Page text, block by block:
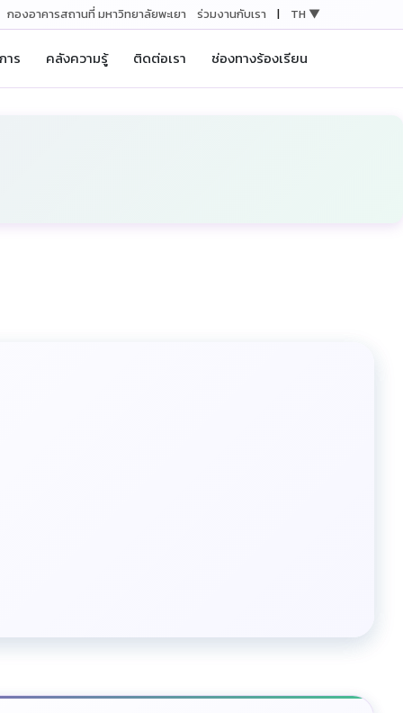
กองอาคารสถานที่ มหาวิทยาลัยพะเยา ร่วมงานกับเรา | TH ▼
าร คลังความรู้ ติดต่อเรา ช่องทางร้องเรียน